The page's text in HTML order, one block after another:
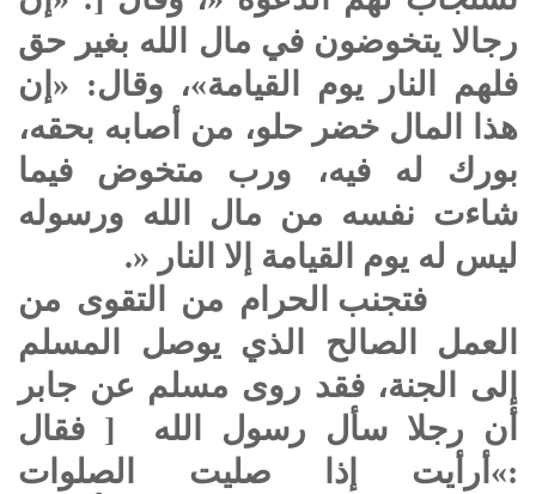
رجالا يتخوضون في مال الله بغير حق
فلهم النار يوم القيامة»، وقال: «إن
هذا المال خضر حلو، من أصابه بحقه،
بورك له فيه، ورب متخوض فيما
شاءت نفسه من مال الله ورسوله
ليس له يوم القيامة إلا النار «.
فتجنب الحرام من التقوى من
العمل الصالح الذي يوصل المسلم
إلى الجنة، فقد روى مسلم عن جابر
أن رجلا سأل رسول الله [ فقال
:»أرأيت إذا صليت الصلوات